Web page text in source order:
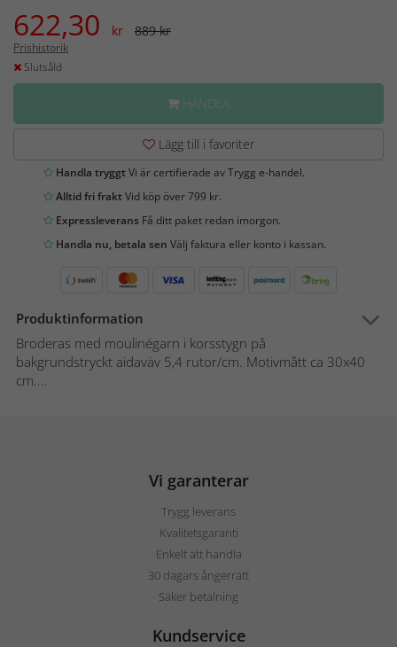
622,30 kr 889 kr
Prishistorik
Slutsåld
HANDLA
Lägg till i favoriter
Handla tryggtVi är certifierade av Trygg e-handel.
Alltid fri fraktVid köp över 799 kr.
Expressleverans Få ditt paket redan imorgon.
Handla nu, betala sen Välj faktura eller konto i kassan.
Produktinformation
Broderas med moulinégarn i korsstygn på
bakgrundstryckt aidaväv 5,4 rutor/cm. Motivmått ca 30x40
cm....
Vi garanterar
Trygg leverans
Kvalitetsgaranti
Enkelt att handla
30 dagars ångerrätt
Säker betalning
Kundservice